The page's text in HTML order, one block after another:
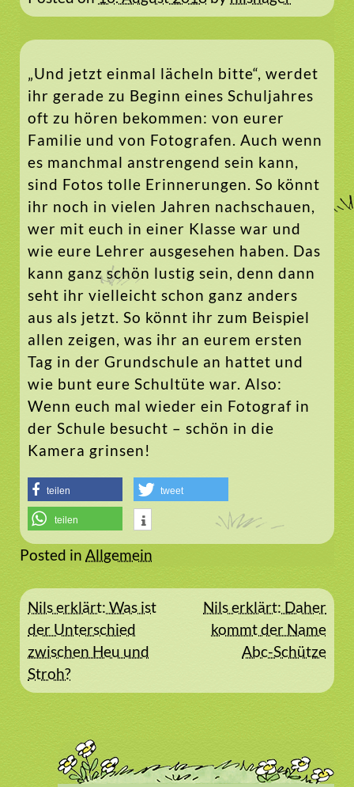
„Und jetzt einmal lächeln bitte“, werdet
ihr gerade zu Beginn eines Schuljahres
oft zu hören bekommen: von eurer
Familie und von Fotografen. Auch wenn
es manchmal anstrengend sein kann,
sind Fotos tolle Erinnerungen. So könnt
ihr noch in vielen Jahren nachschauen,
wer mit euch in einer Klasse war und
wie eure Lehrer ausgesehen haben. Das
kann ganz schön lustig sein, denn dann
seht ihr vielleicht schon ganz anders
aus als jetzt. So könnt ihr zum Beispiel
allen zeigen, was ihr an eurem ersten
Tag in der Grundschule an hattet und
wie bunt eure Schultüte war. Also:
Wenn euch mal wieder ein Fotograf in
der Schule besucht – schön in die
Kamera grinsen!
teilen tweet
teilen
Posted in Allgemein
Beitragsnavigation
Nils erklärt: Was ist
der Unterschied
zwischen Heu und
Stroh?
Nils erklärt: Daher
kommt der Name
Abc-Schütze